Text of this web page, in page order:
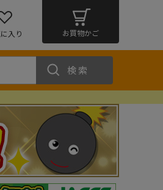
入り お買物かご
検索